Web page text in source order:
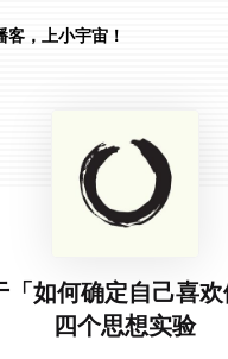
客，上小宇宙！
「如何确定自己喜
四个思想实验